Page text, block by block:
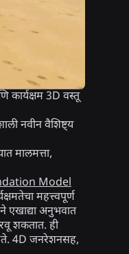
3D वस्तू
नवीन वैशिष्ट्य
मालमत्ता,
Model
महत्त्वपूर्ण
एखाद्या अनुभवात
शकतात. ही
4D जनरेशनसह,